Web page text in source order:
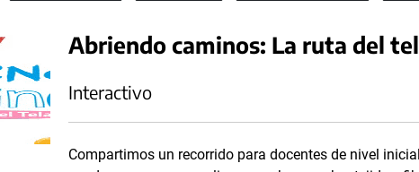
Abriendo caminos: La ruta del
Interactivo
Compartimos un recorrido para docentes de nivel